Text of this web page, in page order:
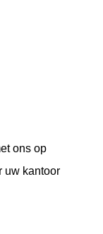
ons op
uw kantoor